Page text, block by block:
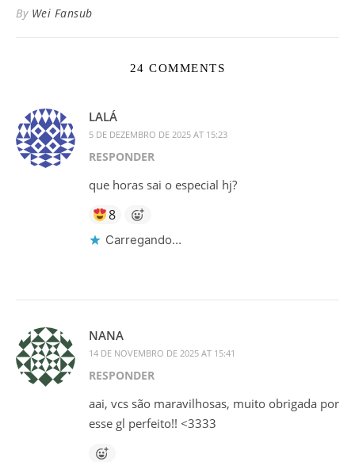
By Wei Fansub
24 COMMENTS
LALÁ
5 DE DEZEMBRO DE 2025 AT 15:23
RESPONDER
que horas sai o especial hj?
8
Carregando...
NANA
14 DE NOVEMBRO DE 2025 AT 15:41
RESPONDER
aai, vcs são maravilhosas, muito obrigada por
esse gl perfeito!! <3333